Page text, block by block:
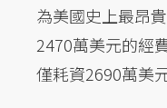
為美國史上最昂
2470萬美元的經
僅耗資2690萬美